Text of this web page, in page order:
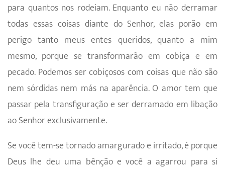
para quantos nos rodeiam. Enquanto eu não derramar
todas essas coisas diante do Senhor, elas porão em
perigo tanto meus entes queridos, quanto a mim
mesmo, porque se transformarão em cobiça e em
pecado. Podemos ser cobiçosos com coisas que não são
nem sórdidas nem más na aparência. O amor tem que
passar pela transfiguração e ser derrama­do em libação
ao Senhor exclusivamente.
Se você tem-se tornado amargurado e irritado, é porque
Deus lhe deu uma bênção e você a agarrou para si